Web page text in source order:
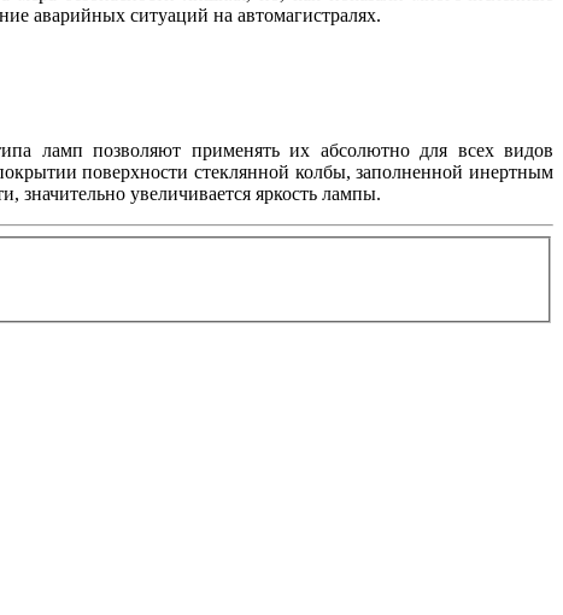
аварийных ситуаций на автомагистралях.
ламп позволяют применять их абсолютно для всех видов
поверхности стеклянной колбы, заполненной инертным
увеличивается яркость лампы.